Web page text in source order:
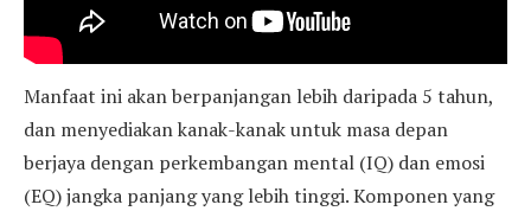
Manfaat ini akan berpanjangan lebih daripada 5 tahun,
dan menyediakan kanak-kanak untuk masa depan
berjaya dengan perkembangan mental (IQ) dan emosi
(EQ) jangka panjang yang lebih tinggi. Komponen yang